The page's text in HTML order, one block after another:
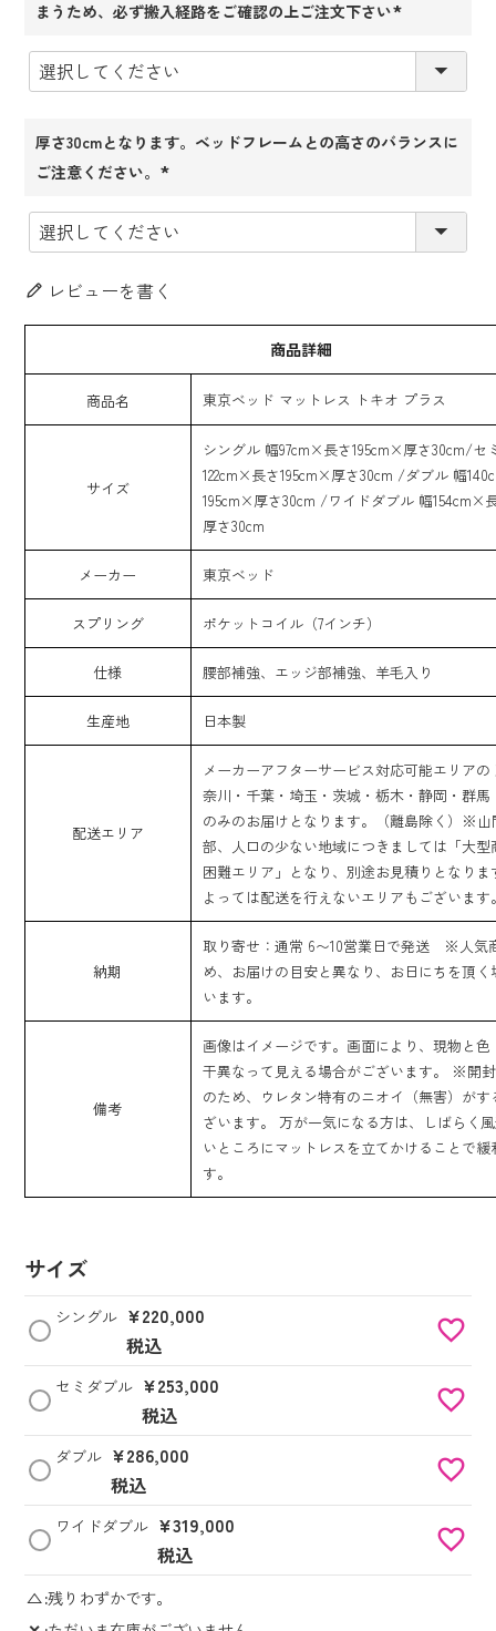
まうため、必ず搬入経路をご確認の上ご注文下さい
厚さ30cmとなります。ベッドフレームとの高さのバランスに
ご注意ください。
須)
レビューを書く
商品詳細
商品名 東京ベッド マットレス トキオ プラス
サイズ
シングル 幅97cm×長さ195cm×厚さ30cm/セ
122cm×長さ195cm×厚さ30cm /ダブル 幅
195cm×厚さ30cm /ワイドダブル 幅154cm×
厚さ30cm
メーカー 東京ベッド
スプリング ポケットコイル（7インチ）
仕様 腰部補強、エッジ部補強、羊毛入り
生産地 日本製
配送エリア
メーカーアフターサービス対応可能エリアの
奈川・千葉・埼玉・茨城・栃木・静岡・群
のみのお届けとなります。（離島除く）※山
部、人口の少ない地域につきましては「大型
困難エリア」となり、別途お見積りとなりま
よっては配送を行えないエリアもございます
納期
取り寄せ：通常 6〜10営業日で発送 ※人気
め、お届けの目安と異なり、お日にちを頂く
います。
備考
画像はイメージです。画面により、現物と色
干異なって見える場合がございます。 ※開
のため、ウレタン特有のニオイ（無害）がす
ざいます。 万が一気になる方は、しばらく
いところにマットレスを立てかけることで緩
す。
サイズ
シングル ¥220,000
税込
セミダブル ¥253,000
税込
ダブル ¥286,000
税込
ワイドダブル ¥319,000
税込
△ 残りわずかです。